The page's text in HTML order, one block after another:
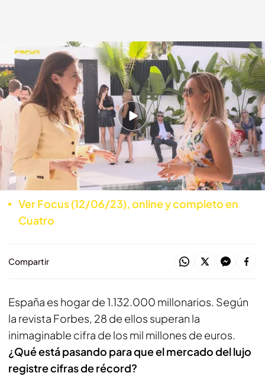
Ver Focus (05/06/23), online y completo en Cuatro
cuatro.com
06 JUN 2023 - 00:50h.
Disfruta de un nuevo programa de 'Focus'
¿Cuántos megarricos hay en España? Las
inimaginables cifras del lujo y de las cinco
grandes fortunas en nuestro país
Ver Focus (12/06/23), online y completo en
Cuatro
Compartir
España es hogar de 1.132.000 millonarios. Según
la revista Forbes, 28 de ellos superan la
inimaginable cifra de los mil millones de euros.
¿Qué está pasando para que el mercado del lujo
registre cifras de récord?